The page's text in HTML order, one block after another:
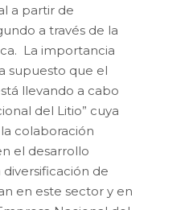
a partir de
a través de la
La importancia
supuesto que el
llevando a cabo
del Litio” cuya
colaboración
el desarrollo
de
en este sector y en